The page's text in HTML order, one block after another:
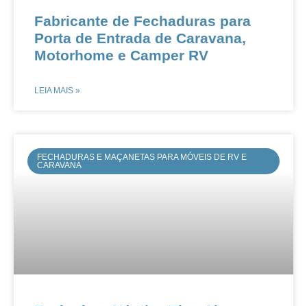
Fabricante de Fechaduras para
Porta de Entrada de Caravana,
Motorhome e Camper RV
LEIA MAIS »
FECHADURAS E MAÇANETAS PARA MÓVEIS DE RV E
CARAVANA